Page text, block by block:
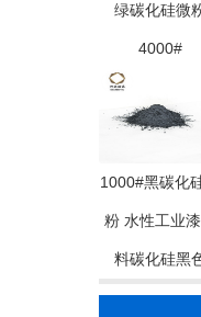
绿碳化硅微
4000#
1000#黑碳化
粉 水性工业
料碳化硅黑